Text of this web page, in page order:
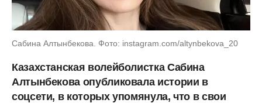
Сабина Алтынбекова. Фото: instagram.com/altynbekova_20
Казахстанская волейболистка Сабина
Алтынбекова опубликовала истории в
соцсети, в которых упомянула, что в свои